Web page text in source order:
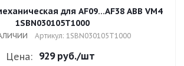
для AF09...AF38 ABB VM4
1SBN030105T1000
Артикул: 1SBN030105T1000
Цена: 929 руб./шт